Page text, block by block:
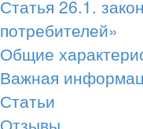
Статья 26.1.
потребителей»
Общие
Важная
Статьи
Отзывы